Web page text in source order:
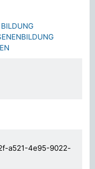
a521-4e95-9022-